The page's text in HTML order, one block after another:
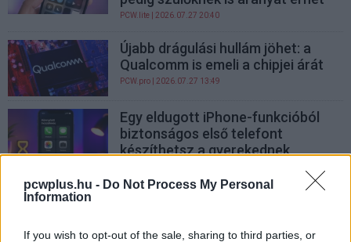
pcwplus.hu - Do Not Process My Personal
Information
If you wish to opt-out of the sale, sharing to third parties, or
PCW.lite | 2026.07.27 20:40
Újabb drágulási hullám jöhet: a
Qualcomm is emeli a chipjei árát
PCW.pro | 2026.07.27 13:49
Egy eldugott iPhone-funkcióból
biztonságos első telefont
készíthetsz a gyerekednek
PCW.lite| 2026.07.27 11:14